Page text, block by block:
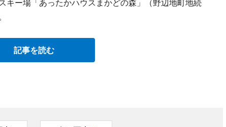
ー場「あったかハウスまかどの森」（野辺地町地続
記事を読む